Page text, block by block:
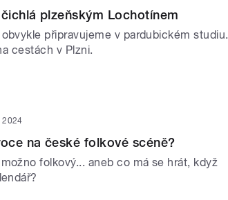
plzeňským Lochotínem
připravujeme v pardubickém studiu.
cestách v Plzni.
2024
na české folkové scéně?
folkový... aneb co má se hrát, když